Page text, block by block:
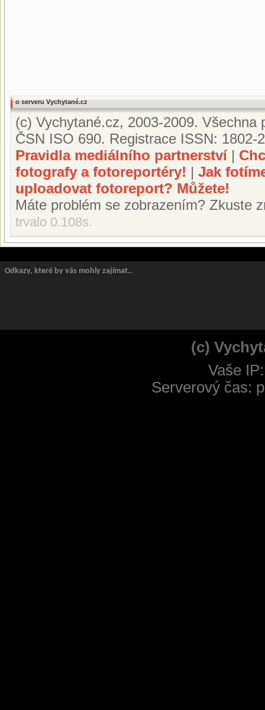
o serveru Vychytané.cz
(c) Vychytané.cz, 2003-2009.
ČSN ISO 690. Registrace ISSN: 1802-
Pravidla mediálního partnerství|
fotografy a fotoreportéry! | Jak
uploadovat fotoreport? Můžete!
Máte problém se zobrazením? Zkuste
trvalo 0.108s.
Odkazy, které by vás mohly zajímat..
(c)
Vaše
Serverový čas: